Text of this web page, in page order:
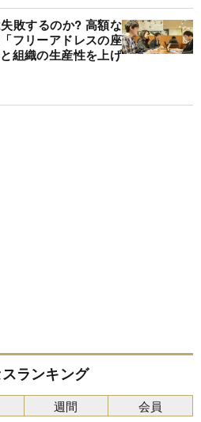
敗するのか? 高額な
フリーアドレスの座
組織の生産性を上げ
ランキング
週間 会員